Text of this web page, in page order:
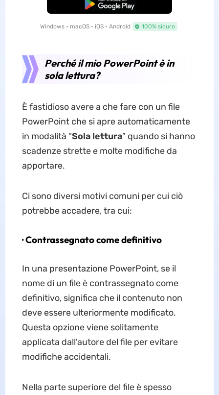
Download Gratis
Windows • macOS • iOS • Android 100% sicuro
Perché il mio PowerPoint è in
sola lettura?
È fastidioso avere a che fare con un file
PowerPoint che si apre automaticamente
in modalità “Sola lettura” quando si hanno
scadenze strette e molte modifiche da
apportare.
Ci sono diversi motivi comuni per cui ciò
potrebbe accadere, tra cui:
· Contrassegnato come definitivo
In una presentazione PowerPoint, se il
nome di un file è contrassegnato come
definitivo, significa che il contenuto non
deve essere ulteriormente modificato.
Questa opzione viene solitamente
applicata dall'autore del file per evitare
modifiche accidentali.
Nella parte superiore del file è spesso